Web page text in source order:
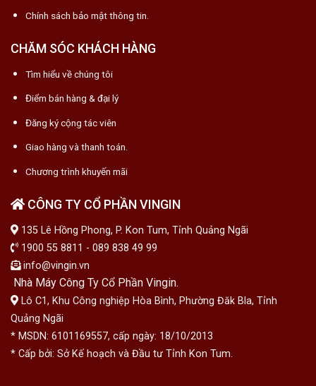
Chính sách bảo mật thông tin.
CHĂM SÓC KHÁCH HÀNG
Tìm hiểu về chúng tôi
Điểm bán hàng & đại lý
Đăng ký cộng tác viên
Giao hàng và thanh toán.
Chương trình khuyến mãi
CÔNG TY CỔ PHẦN VINGIN
135 Lê Hồng Phong, P. Kon Tum, Tỉnh Quảng Ngãi
1900 55 8811 - 089 838 49 99
info@vingin.vn
Nhà Máy Công Ty Cổ Phần Vingin.
Lô C1, Khu Công nghiệp Hòa Bình, Phường Đăk Bla, Tỉnh
Quảng Ngãi
* MSDN: 6101169557, cấp ngày: 18/10/2013
* Cấp bởi: Sở Kế hoạch và Đầu tư Tỉnh Kon Tum.